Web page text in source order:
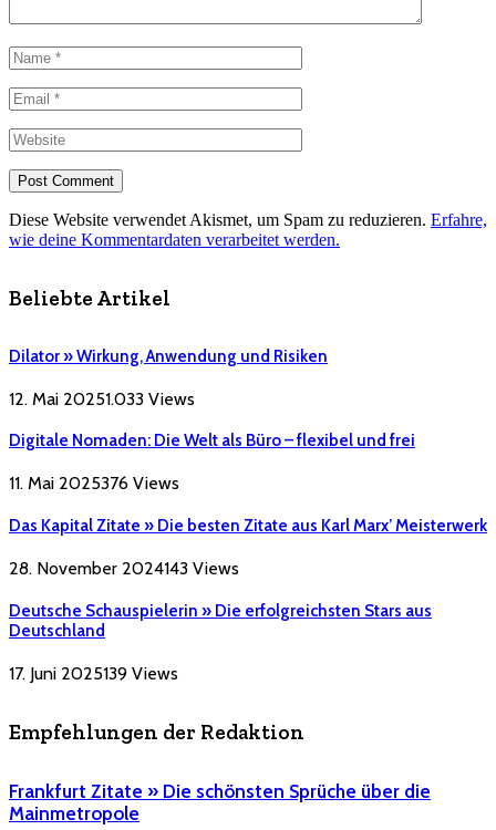
Diese Website verwendet Akismet, um Spam zu reduzieren. Erfahre,
wie deine Kommentardaten verarbeitet werden.
Beliebte Artikel
Dilator » Wirkung, Anwendung und Risiken
12. Mai 20251.033 Views
Digitale Nomaden: Die Welt als Büro – flexibel und frei
11. Mai 2025376 Views
Das Kapital Zitate » Die besten Zitate aus Karl Marx’ Meisterwerk
28. November 2024143 Views
Deutsche Schauspielerin » Die erfolgreichsten Stars aus
Deutschland
17. Juni 2025139 Views
Empfehlungen der Redaktion
Frankfurt Zitate » Die schönsten Sprüche über die
Mainmetropole